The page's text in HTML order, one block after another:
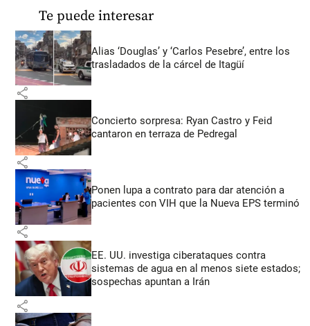
Te puede interesar
Alias ‘Douglas’ y ‘Carlos Pesebre’, entre los
trasladados de la cárcel de Itagüí
share
Concierto sorpresa: Ryan Castro y Feid
cantaron en terraza de Pedregal
share
Ponen lupa a contrato para dar atención a
pacientes con VIH que la Nueva EPS terminó
share
EE. UU. investiga ciberataques contra
sistemas de agua en al menos siete estados;
sospechas apuntan a Irán
share